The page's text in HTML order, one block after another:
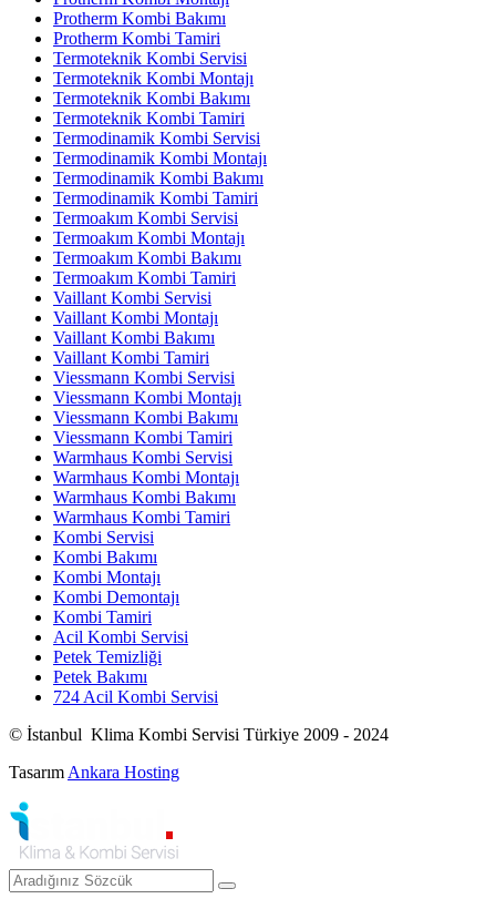
Protherm Kombi Bakımı
Protherm Kombi Tamiri
Termoteknik Kombi Servisi
Termoteknik Kombi Montajı
Termoteknik Kombi Bakımı
Termoteknik Kombi Tamiri
Termodinamik Kombi Servisi
Termodinamik Kombi Montajı
Termodinamik Kombi Bakımı
Termodinamik Kombi Tamiri
Termoakım Kombi Servisi
Termoakım Kombi Montajı
Termoakım Kombi Bakımı
Termoakım Kombi Tamiri
Vaillant Kombi Servisi
Vaillant Kombi Montajı
Vaillant Kombi Bakımı
Vaillant Kombi Tamiri
Viessmann Kombi Servisi
Viessmann Kombi Montajı
Viessmann Kombi Bakımı
Viessmann Kombi Tamiri
Warmhaus Kombi Servisi
Warmhaus Kombi Montajı
Warmhaus Kombi Bakımı
Warmhaus Kombi Tamiri
Kombi Servisi
Kombi Bakımı
Kombi Montajı
Kombi Demontajı
Kombi Tamiri
Acil Kombi Servisi
Petek Temizliği
Petek Bakımı
724 Acil Kombi Servisi
© İstanbul Klima Kombi Servisi Türkiye 2009 - 2024
Tasarım Ankara Hosting